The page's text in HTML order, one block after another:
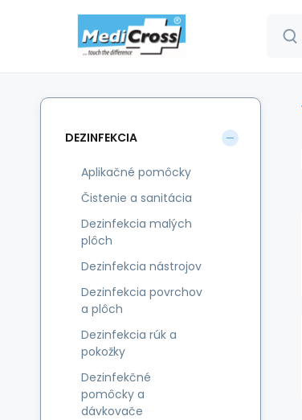
DEZINFEKCIA
Aplikačné pomôcky
Čistenie a sanitácia
Dezinfekcia malých
plôch
Dezinfekcia nástrojov
Dezinfekcia povrchov
a plôch
Dezinfekcia rúk a
pokožky
Dezinfekčné
pomôcky a
dávkovače